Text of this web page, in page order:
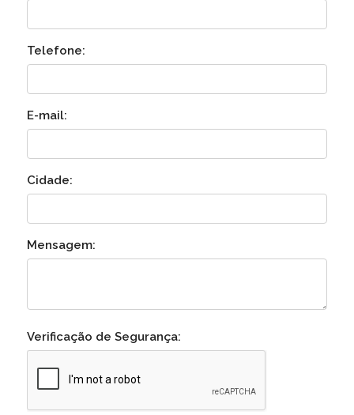
Telefone:
E-mail:
Cidade:
Mensagem:
Verificação de Segurança: